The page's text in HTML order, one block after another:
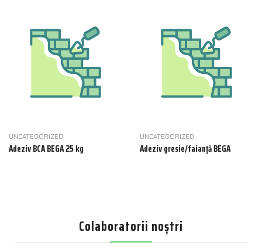
UNCATEGORIZED
Adeziv BCA BEGA 25 kg
UNCATEGORIZED
Adeziv gresie/faianță BEGA
Colaboratorii noștri